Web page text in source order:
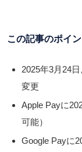
この記事のポイ
2025年3月24
変更
Apple Payに
可能）
Google Payに